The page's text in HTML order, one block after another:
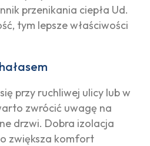
przenikania ciepła Ud.
tym lepsze właściwości
przy ruchliwej ulicy lub w
zwrócić uwagę na
drzwi. Dobra izolacja
zwiększa komfort